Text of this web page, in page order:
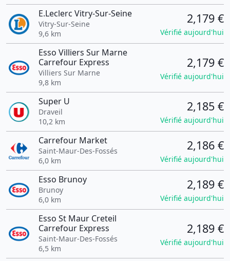
E.Leclerc Vitry-Sur-Seine
Vitry-Sur-Seine
9,6 km
2,179 €
Vérifié aujourd'hui
Esso Villiers Sur Marne
Carrefour Express
Villiers Sur Marne
9,8 km
2,179 €
Vérifié aujourd'hui
Super U
Draveil
10,2 km
2,185 €
Vérifié aujourd'hui
Carrefour Market
Saint-Maur-Des-Fossés
6,0 km
2,186 €
Vérifié aujourd'hui
Esso Brunoy
Brunoy
6,0 km
2,189 €
Vérifié aujourd'hui
Esso St Maur Creteil
Carrefour Express
Saint-Maur-Des-Fossés
6,5 km
2,189 €
Vérifié aujourd'hui